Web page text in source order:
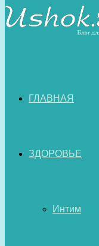
ГЛАВНАЯ
ЗДОРОВЬЕ
Интим